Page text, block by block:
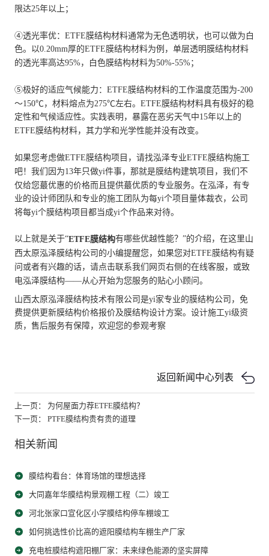
限达25年以上；
④透光率优：ETFE膜结构材料通常为无色透明状，也可以做为白
色。以0.20mm厚的ETFE膜结构材料为例，单层透明膜结构材料
的透光率高达95%，白色膜结构材料为50%-55%；
⑤极好的适应气候能力：ETFE膜结构材料的工作温度范围为-200
～150℃，材料熔点为275℃左右。ETFE膜结构材料具有极好的稳
定性和气候适应性。实践表明，暴露在恶劣天气中15年以上的
ETFE膜结构材料，其力学和光学性能并没有改变。
如果您考虑做ETFE膜结构项目，请找泓泽专业ETFE膜结构施工
吧！我们因为13年只做yi件事，那就是膜结构建筑项目，我们不
仅给您蕞优惠的价格而且提供蕞优质的专业服务。在泓泽，有专
业的设计师团队和专业的施工团队为每yi个项目量体裁衣，公司
将每yi个膜结构项目都当成yi个作品来对待。
以上就是关于“ETFE膜结构有哪些优越性能？”的介绍，在这里山
西太原泓泽膜结构公司的小编提醒您，如果您对ETFE膜结构有疑
问或者有兴趣的话，请点击联系我们网页右侧的在线客服，或致
电泓泽膜结构——从心开始为您服务的贴心小顾问。
山西太原泓泽膜结构技术有限公司是yi家专业的膜结构公司，免
费提供更新膜结构价格报价及膜结构设计方案。设计施工yi级资
质，售后服务有保障，欢迎您的参观考察
返回新闻中心列表
上一页： 为何屋面力荐ETFE膜结构？
下一页： PTFE膜结构贵有贵的道理
相关新闻
膜结构看台：体育场馆的理想选择
大同嘉年华膜结构景观棚工程（二）竣工
河北张家口宣化区小学膜结构停车棚竣工
如何挑选性价比高的遮阳膜结构车棚生产厂家
充电桩膜结构遮阳棚厂家：未来绿色能源的坚实屏障